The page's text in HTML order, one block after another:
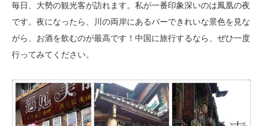
毎日、大勢の観光客が訪れます。私が一番印象深いのは鳳凰の夜
です。夜になったら、川の両岸にあるバーできれいな景色を見な
がら、お酒を飲むのが最高です！中国に旅行するなら、ぜひ一度
行ってみてください。